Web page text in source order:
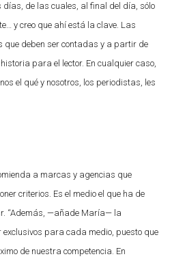
días, de las cuales, al final del día, sólo
y creo que ahí está la clave. Las
deben ser contadas y a partir de
para el lector. En cualquier caso,
el qué y nosotros, los periodistas, les
a marcas y agencias que
criterios. Es el medio el que ha de
“Además, —añade María— la
exclusivos para cada medio, puesto que
de nuestra competencia. En